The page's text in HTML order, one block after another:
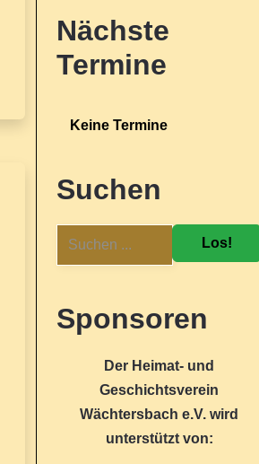
Nächste
Termine
Keine Termine
Suchen
Los!
Sponsoren
Der Heimat- und
Geschichtsverein
Wächtersbach e.V. wird
unterstützt von: